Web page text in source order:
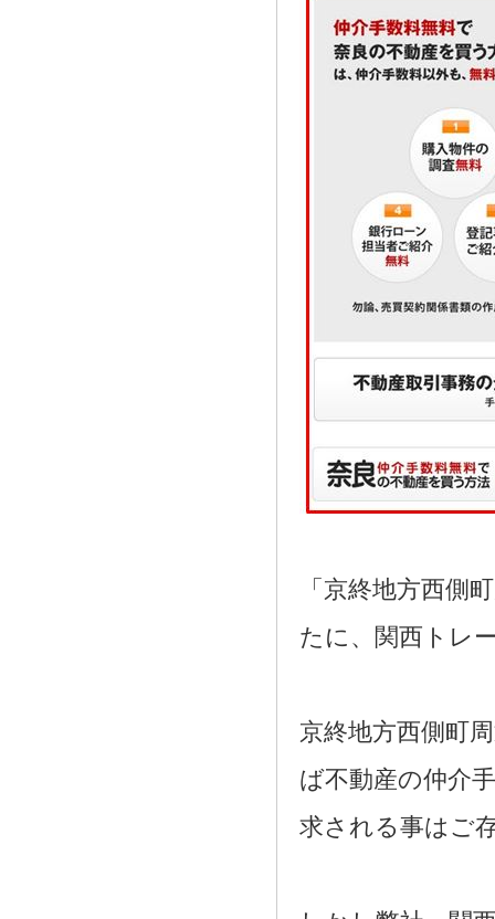
「京終地方西側
たに、関西トレ
京終地方西側町
ば不動産の仲介
求される事はご